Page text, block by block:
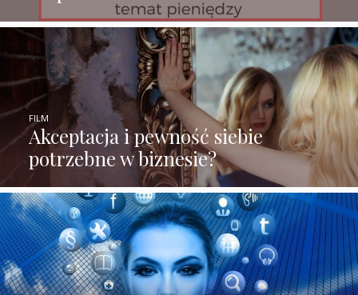
Akceptacja i pewność siebie
potrzebne w biznesie?
FILM